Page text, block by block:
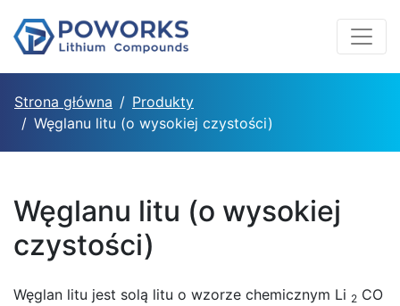
Strona główna
Produkty
Węglanu litu (o wysokiej czystości)
Węglanu litu (o wysokiej
czystości)
Węglan litu jest solą litu o wzorze chemicznym Li 2 CO